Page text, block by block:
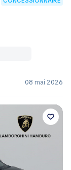
08 mai 2026